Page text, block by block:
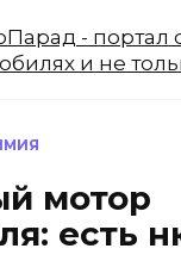
мотор
есть